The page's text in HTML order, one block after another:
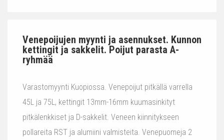
Venepoijujen myynti ja asennukset. Kunnon
kettingit ja sakkelit. Poijut parasta A-
ryhmää
Varastomyynti Kuopiossa. Venepoijut pitkällä varrella
45L ja 75L, kettingit 13mm-16mm kuumasinkityt
pitkälenkkiset ja D-sakkelit. Veneen kiinnitykseen
pollareita RST ja alumiini valmisteita. Venepuomeja 2